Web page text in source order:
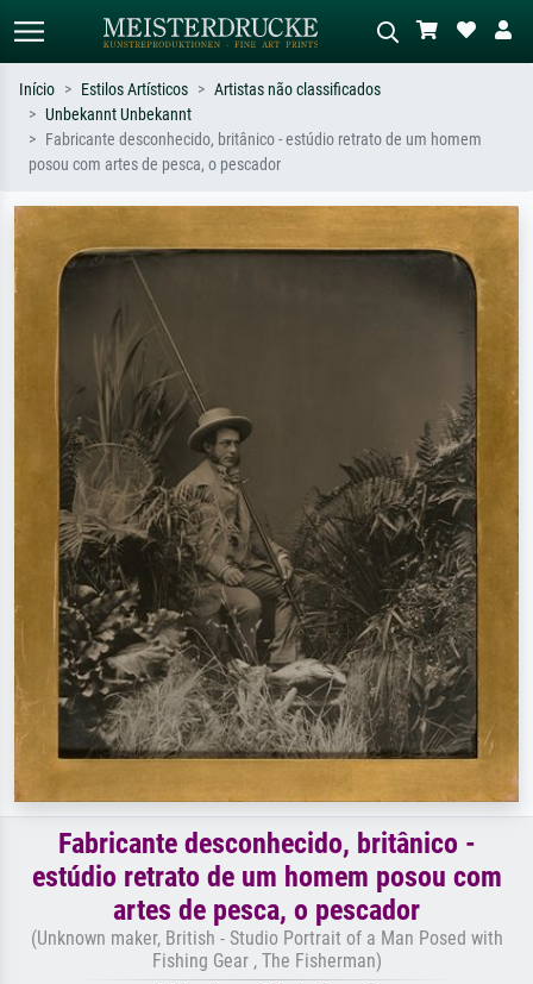
Pesquisa padrão Pesquisa de imagens IA
Pesquise por artista, título ou estilo –
impressionismo, onda de Hokusai, nu.
uma árvore.
Início Estilos Artísticos
Artistas não classificados
Unbekannt Unbekannt
Fabricante desconhecido, britânico - estúdio retrato de um homem
posou com artes de pesca, o pescador
Fabricante desconhecido, britânico -
estúdio retrato de um homem posou com
artes de pesca, o pescador
(Unknown maker, British - Studio Portrait of a Man Posed with
Fishing Gear , The Fisherman)